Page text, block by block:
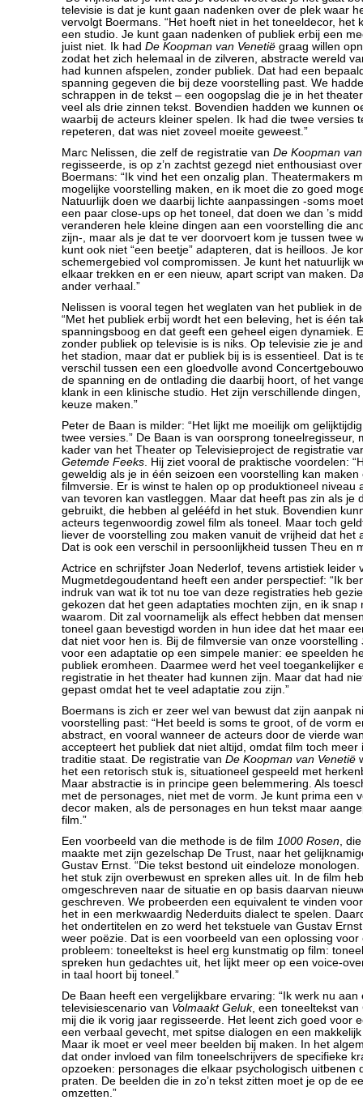
televisie is dat je kunt gaan nadenken over de plek waar
vervolgt Boermans. “Het hoeft niet in het toneeldecor, het
een studio. Je kunt gaan nadenken of publiek erbij een
juist niet. Ik had De Koopman van Venetië graag willen
zodat het zich helemaal in de zilveren, abstracte wereld
had kunnen afspelen, zonder publiek. Dat had een
spanning gegeven die bij deze voorstelling past. We
schrappen in de tekst – een oogopslag die je in het
veel als drie zinnen tekst. Bovendien hadden we kunnen
waarbij de acteurs kleiner spelen. Ik had die twee versies
repeteren, dat was niet zoveel moeite geweest.”
Marc Nelissen, die zelf de registratie van De Koopman
regisseerde, is op z’n zachtst gezegd niet enthousiast
Boermans: “Ik vind het een onzalig plan. Theatermakers
mogelijke voorstelling maken, en ik moet die zo goed
Natuurlijk doen we daarbij lichte aanpassingen -soms
een paar close-ups op het toneel, dat doen we dan ’s
veranderen hele kleine dingen aan een voorstelling die
zijn-, maar als je dat te ver doorvoert kom je tussen twee
kunt ook niet “een beetje” adapteren, dat is heilloos. Je
schemergebied vol compromissen. Je kunt het natuurlijk
elkaar trekken en er een nieuw, apart script van maken.
ander verhaal.”
Nelissen is vooral tegen het weglaten van het publiek in
“Met het publiek erbij wordt het een beleving, het is één
spanningsboog en dat geeft een geheel eigen dynamiek.
zonder publiek op televisie is is niks. Op televisie zie je
het stadion, maar dat er publiek bij is is essentieel. Dat is
verschil tussen een een gloedvolle avond
de spanning en de ontlading die daarbij hoort, of het
klank in een klinische studio. Het zijn verschillende
keuze maken.”
Peter de Baan is milder: “Het lijkt me moeilijk om
twee versies.” De Baan is van oorsprong toneelregisseur,
kader van het Theater op Televisieproject de registratie
Getemde Feeks. Hij ziet vooral de praktische voordelen:
geweldig als je in één seizoen een voorstelling kan
filmversie. Er is winst te halen op op produktioneel niveau
van tevoren kan vastleggen. Maar dat heeft pas zin als je
gebruikt, die hebben al gelééfd in het stuk. Bovendien
acteurs tegenwoordig zowel film als toneel. Maar toch
liever de voorstelling zou maken vanuit de vrijheid dat het
Dat is ook een verschil in persoonlijkheid tussen Theu en
Actrice en schrijfster Joan Nederlof, tevens artistiek leider
Mugmetdegoudentand heeft een ander perspectief: “Ik
indruk van wat ik tot nu toe van deze registraties heb
gekozen dat het geen adaptaties mochten zijn, en ik snap
waarom. Dit zal voornamelijk als effect hebben dat
toneel gaan bevestigd worden in hun idee dat het maar
dat niet voor hen is. Bij de filmversie van onze voorstelling
voor een adaptatie op een simpele manier: ee speelden
publiek eromheen. Daarmee werd het veel toegankelijker
registratie in het theater had kunnen zijn. Maar dat had
gepast omdat het te veel adaptatie zou zijn.”
Boermans is zich er zeer wel van bewust dat zijn aanpak
voorstelling past: “Het beeld is soms te groot, of de vorm
abstract, en vooral wanneer de acteurs door de vierde
accepteert het publiek dat niet altijd, omdat film toch meer
traditie staat. De registratie van De Koopman van Venetië
het een retorisch stuk is, situationeel gespeeld met
Maar abstractie is in principe geen belemmering. Als
met de personages, niet met de vorm. Je kunt prima een
decor maken, als de personages en hun tekst maar
film.”
Een voorbeeld van die methode is de film 1000 Rosen,
maakte met zijn gezelschap De Trust, naar het
Gustav Ernst. “Die tekst bestond uit eindeloze
het stuk zijn overbewust en spreken alles uit. In de film
omgeschreven naar de situatie en op basis daarvan
geschreven. We probeerden een equivalent te vinden
het in een merkwaardig Nederduits dialect te spelen.
het ondertitelen en zo werd het tekstuele van Gustav
weer poëzie. Dat is een voorbeeld van een oplossing voor
probleem: toneeltekst is heel erg kunstmatig op film:
spreken hun gedachtes uit, het lijkt meer op een voice-
in taal hoort bij toneel.”
De Baan heeft een vergelijkbare ervaring: “Ik werk nu aan
televisiescenario van Volmaakt Geluk, een toneeltekst van
mij die ik vorig jaar regisseerde. Het leent zich goed voor
een verbaal gevecht, met spitse dialogen en een
Maar ik moet er veel meer beelden bij maken. In het
dat onder invloed van film toneelschrijvers de specifieke
opzoeken: personages die elkaar psychologisch uitbenen
praten. De beelden die in zo’n tekst zitten moet je op de
omzetten.”